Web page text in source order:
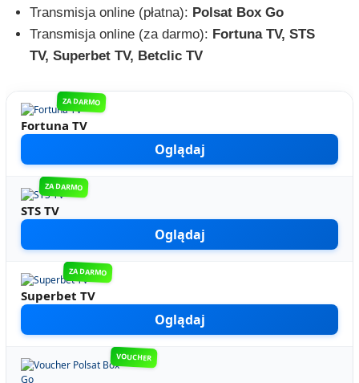
Transmisja online (płatna): Polsat Box Go
Transmisja online (za darmo): Fortuna TV, STS
TV, Superbet TV, Betclic TV
ZA DARMO
Fortuna TV
Oglądaj
ZA DARMO
STS TV
Oglądaj
ZA DARMO
Superbet TV
Oglądaj
VOUCHER